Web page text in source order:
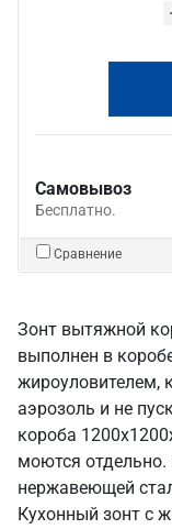
Самовывоз
Бесплатно.
Сравнение
Зонт вытяжной
выполнен в
жироуловителем,
аэрозоль и не
короба
моются
нержавеющей
Кухонный зонт с